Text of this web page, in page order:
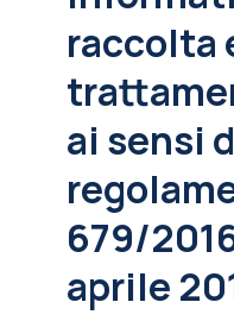
raccolta
ai sensi
679/
aprile